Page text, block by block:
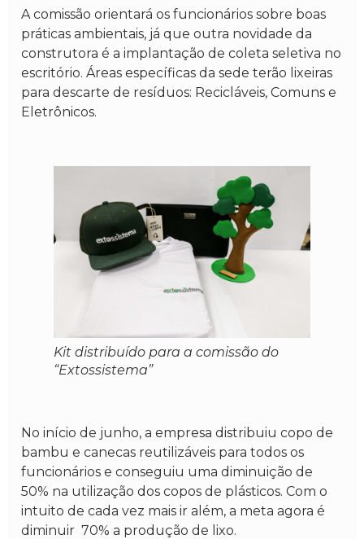
A comissão orientará os funcionários sobre boas
práticas ambientais, já que outra novidade da
construtora é a implantação de coleta seletiva no
escritório. Áreas específicas da sede terão lixeiras
para descarte de resíduos: Recicláveis, Comuns e
Eletrônicos.
Kit distribuído para a comissão do
“Extossistema”
No início de junho, a empresa distribuiu copo de
bambu e canecas reutilizáveis para todos os
funcionários e conseguiu uma diminuição de
50% na utilização dos copos de plásticos. Com o
intuito de cada vez mais ir além, a meta agora é
diminuir 70% a produção de lixo.